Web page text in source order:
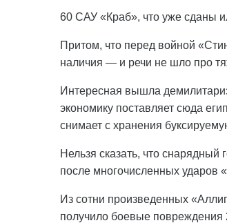
60 САУ «Краб», что уже сданы
Притом, что перед войной
наличия — и речи не шло про
Интересная вышла
экономику поставляет сюда
снимает с хранения
Нельзя сказать, что
после многочисленных ударов
Из сотни произведенных
получило боевые